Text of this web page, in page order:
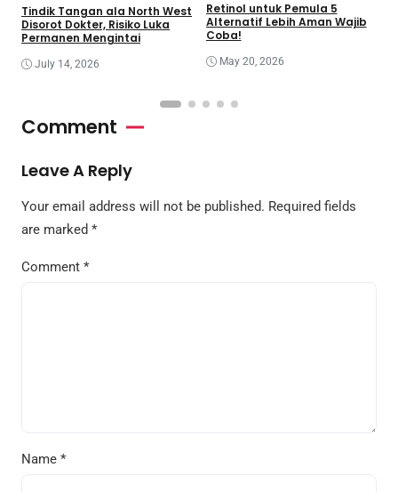
Tindik Tangan ala North West
Disorot Dokter, Risiko Luka
Permanen Mengintai
July 14, 2026
Retinol untuk Pemula 5
Alternatif Lebih Aman Wajib
Coba!
May 20, 2026
Comment
Leave A Reply
Your email address will not be published. Required fields
are marked *
Comment *
Name *